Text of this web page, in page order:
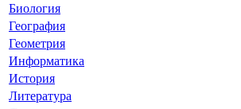
Биология
География
Геометрия
Информатика
История
Литература